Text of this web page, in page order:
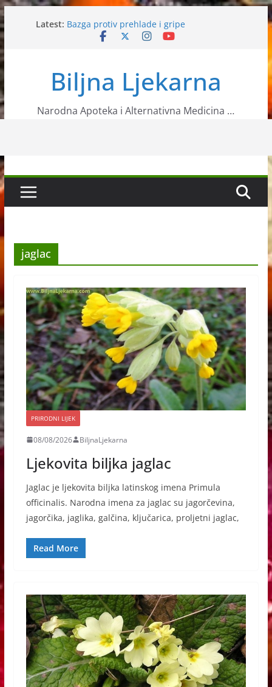
Skip
to
content
Latest: Bazga protiv prehlade i gripe
Toksično ljekovito bilje – Ricinus
Jako zdrave i vlaknima bogate Acai bobice
Biljna Ljekarna
Narodna Apoteka i Alternativna Medicina …
jaglac
PRIRODNI LIJEK
08/08/2026 BiljnaLjekarna
Ljekovita biljka jaglac
Jaglac je ljekovita biljka latinskog imena Primula
officinalis. Narodna imena za jaglac su jagorčevina,
jagorčika, jaglika, galčina, ključarica, proljetni jaglac,
Read More